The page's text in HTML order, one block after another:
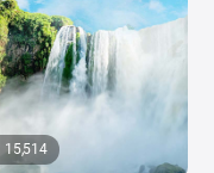
15,514